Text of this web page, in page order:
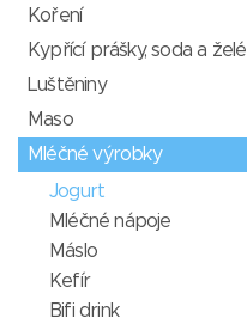
Koření
Kypřící prášky, soda a želé
Luštěniny
Maso
Mléčné výrobky
Jogurt
Mléčné nápoje
Máslo
Kefír
Bifi drink